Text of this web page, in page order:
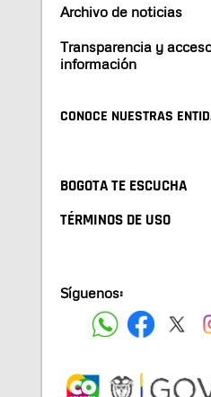
Archivo de noticias
Transparencia y
información
CONOCE NUESTRAS
BOGOTA TE ESCUCHA
TÉRMINOS DE USO
Síguenos: